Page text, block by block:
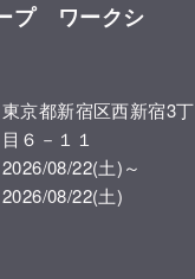
プ ワークシ
東京都新宿区西新宿3丁
目６－１１
2026/08/22(土)～
2026/08/22(土)